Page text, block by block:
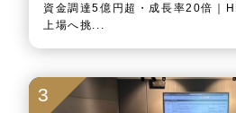
資金調達5億円超・成長率20倍｜
上場へ挑...
3